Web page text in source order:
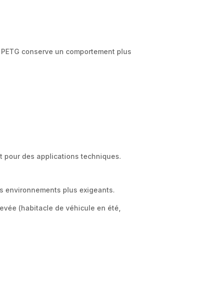
conserve un comportement plus
pour des applications techniques.
environnements plus exigeants.
(habitacle de véhicule en été,